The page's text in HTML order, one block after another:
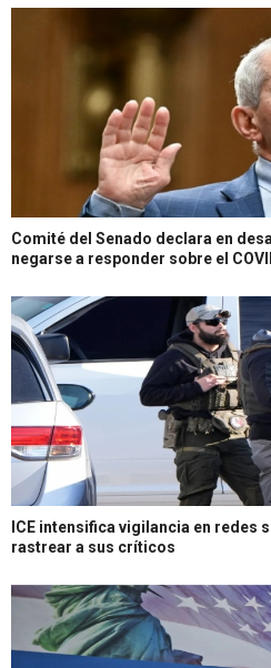
Comité del Senado declara en
negarse a responder sobre el
ICE intensifica vigilancia en redes
rastrear a sus críticos